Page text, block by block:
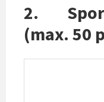
2.
(max. 50